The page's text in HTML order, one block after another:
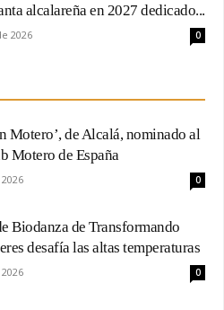
alcalareña en 2027 dedicado...
2026 0
Motero’, de Alcalá, nominado al
Motero de España
0
Biodanza de Transformando
desafía las altas temperaturas
0